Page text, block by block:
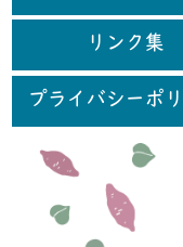
リンク集
プライバシーポ